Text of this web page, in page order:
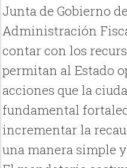
Junta de Gobierno
Administración
contar con los
permitan al Estado
acciones que la
fundamental
incrementar la
una manera simple